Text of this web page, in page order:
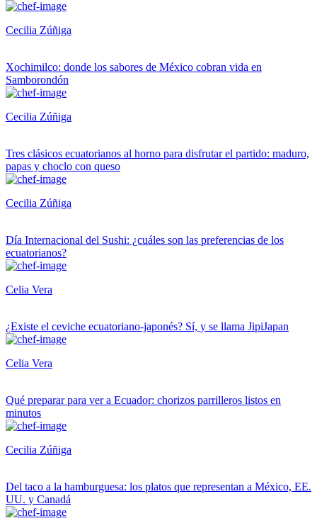
Cecilia Zúñiga
Xochimilco: donde los sabores de México cobran vida en
Samborondón
Cecilia Zúñiga
Tres clásicos ecuatorianos al horno para disfrutar el partido: maduro,
papas y choclo con queso
Cecilia Zúñiga
Día Internacional del Sushi: ¿cuáles son las preferencias de los
ecuatorianos?
Celia Vera
¿Existe el ceviche ecuatoriano-japonés? Sí, y se llama JipiJapan
Celia Vera
Qué preparar para ver a Ecuador: chorizos parrilleros listos en
minutos
Cecilia Zúñiga
Del taco a la hamburguesa: los platos que representan a México, EE.
UU. y Canadá